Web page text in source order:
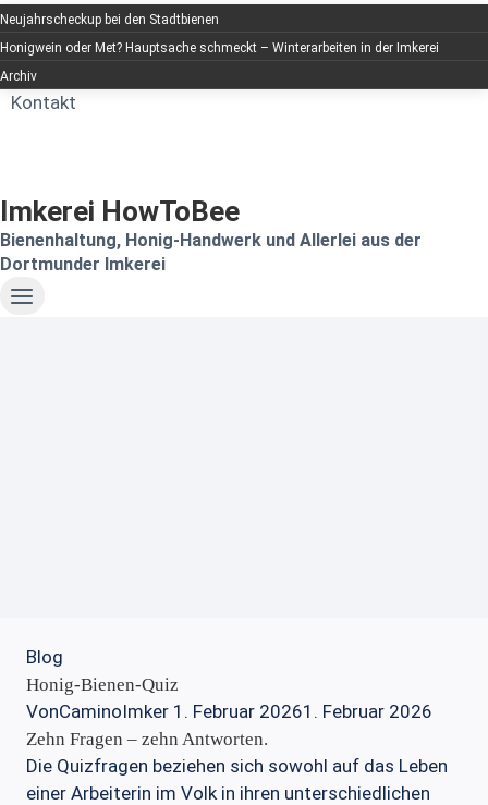
Neujahrscheckup bei den Stadtbienen
Honigwein oder Met? Hauptsache schmeckt – Winterarbeiten in der Imkerei
Archiv
Kontakt
Imkerei HowToBee
Bienenhaltung, Honig-Handwerk und Allerlei aus der
Dortmunder Imkerei
Blog
Honig-Bienen-Quiz
VonCaminoImker 1. Februar 20261. Februar 2026
Zehn Fragen – zehn Antworten.
Die Quizfragen beziehen sich sowohl auf das Leben
einer Arbeiterin im Volk in ihren unterschiedlichen